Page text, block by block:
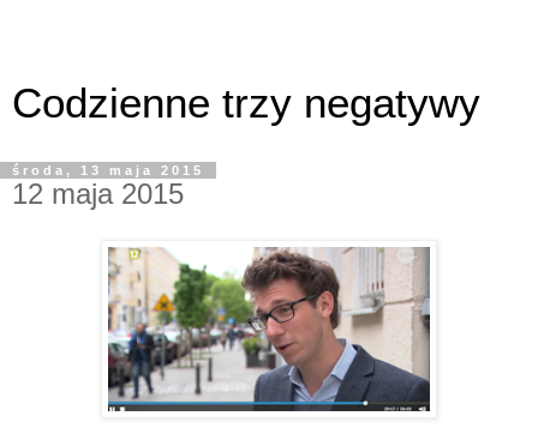
Codzienne trzy negatywy
środa, 13 maja 2015
12 maja 2015